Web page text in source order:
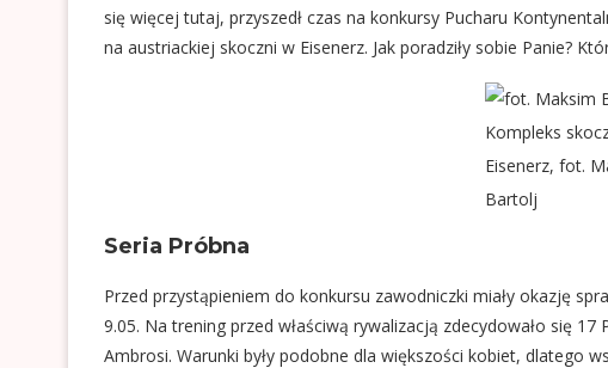
się więcejtutaj, przyszedł czas na konkursy Pucharu
na austriackiej skoczni w Eisenerz. Jak poradziły sobie Panie?
Kompleks
Eisenerz, fot.
Bartolj
Seria Próbna
Przed przystąpieniem do konkursu zawodniczki miały okazję
9.05. Na trening przed właściwą rywalizacją zdecydowało się
Ambrosi. Warunki były podobne dla większości kobiet, dlatego